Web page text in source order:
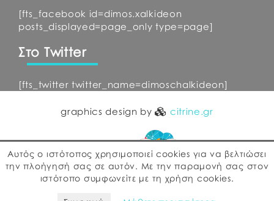
[fts_facebook id=dimos.xalkideon
posts_displayed=page_only type=page]
Στο Twitter
[fts_twitter twitter_name=dimoschalkideon]
graphics design by citrine.gr
Αυτός ο ιστότοπος χρησιμοποιεί cookies για να βελτιώσει
την πλοήγησή σας σε αυτόν. Με την παραμονή σας στον
ιστότοπο συμφωνείτε με τη χρήση cookies.